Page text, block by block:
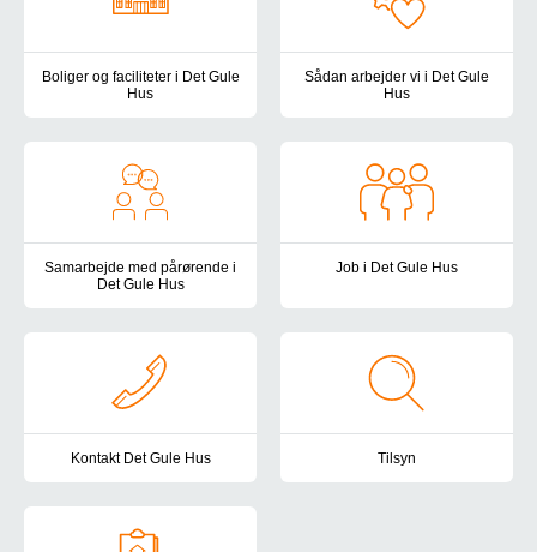
Boliger og faciliteter i Det Gule
Hus
Sådan arbejder vi i Det Gule
Hus
Samarbejde med pårørende i
Det Gule Hus
Job i Det Gule Hus
Kontakt Det Gule Hus Tilsyn